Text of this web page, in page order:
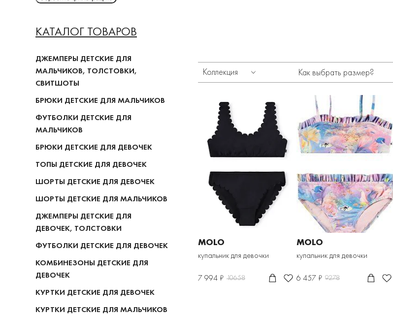
КАТАЛОГ ТОВАРОВ
ДЖЕМПЕРЫ ДЕТСКИЕ ДЛЯ
МАЛЬЧИКОВ, ТОЛСТОВКИ,
СВИТШОТЫ
БРЮКИ ДЕТСКИЕ ДЛЯ МАЛЬЧИКОВ
ФУТБОЛКИ ДЕТСКИЕ ДЛЯ
МАЛЬЧИКОВ
БРЮКИ ДЕТСКИЕ ДЛЯ ДЕВОЧЕК
ТОПЫ ДЕТСКИЕ ДЛЯ ДЕВОЧЕК
ШОРТЫ ДЕТСКИЕ ДЛЯ ДЕВОЧЕК
ШОРТЫ ДЕТСКИЕ ДЛЯ МАЛЬЧИКОВ
ДЖЕМПЕРЫ ДЕТСКИЕ ДЛЯ
ДЕВОЧЕК, ТОЛСТОВКИ
ФУТБОЛКИ ДЕТСКИЕ ДЛЯ ДЕВОЧЕК
КОМБИНЕЗОНЫ ДЕТСКИЕ ДЛЯ
ДЕВОЧЕК
КУРТКИ ДЕТСКИЕ ДЛЯ ДЕВОЧЕК
КУРТКИ ДЕТСКИЕ ДЛЯ МАЛЬЧИКОВ
Коллекция Как выбрать размер?
MOLO
купальник для девочки
7 994 ₽ 10658
MOLO
купальник для девочки
6 457 ₽ 9278